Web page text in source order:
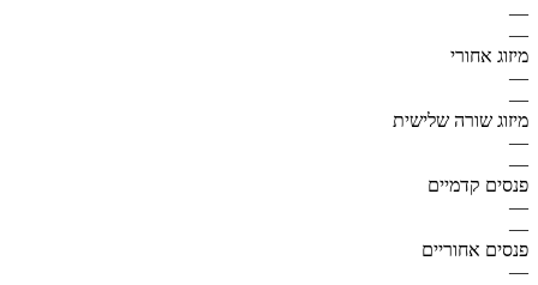
—
—
מיזוג אחורי
—
—
מיזוג שורה שלישית
—
—
פנסים קדמיים
—
—
פנסים אחוריים
—